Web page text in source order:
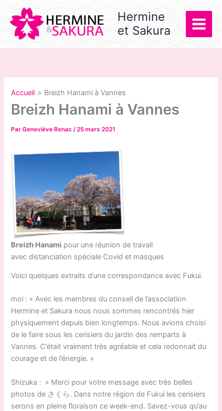
contenu
Hermine
et Sakura
Accueil Breizh Hanami à Vannes
Breizh Hanami à Vannes
ParGeneviève Renac/25 mars 2021
Breizh Hanami pour une réunion de travail
avec distanciation spéciale Covid et masques
Voici quelques extraits d’une correspondance avec Fukui.
moi : « Avec les membres du conseil de l’association
Hermine et Sakura nous nous sommes rencontrés hier
physiquement depuis bien longtemps. Nous avions choisi
de le faire sous les cerisiers du jardin des remparts à
Vannes. C’était vraiment très agréable et cela redonnait du
courage et de l’énergie. «
Shizuka : » Merci pour votre message avec très belles
photos de さくら. Dans notre région de Fukui les cerisiers
serons en pleine floraison ce week-end. Savez-vous qu’au